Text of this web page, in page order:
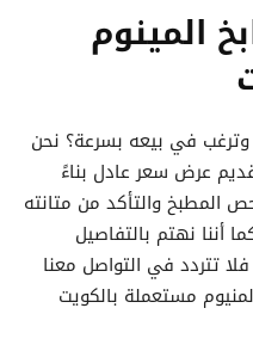
المينوم
في بيعه بسرعة؟ نحن
عرض سعر عادل بناءً
المطبخ والتأكد من متانته
أننا نهتم بالتفاصيل
تتردد في التواصل معنا
مستعملة بالكويت